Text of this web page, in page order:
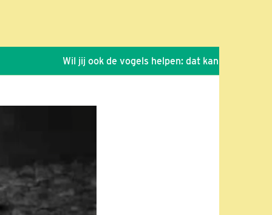
Wil jij ook de vogels helpen: dat kan via de link!